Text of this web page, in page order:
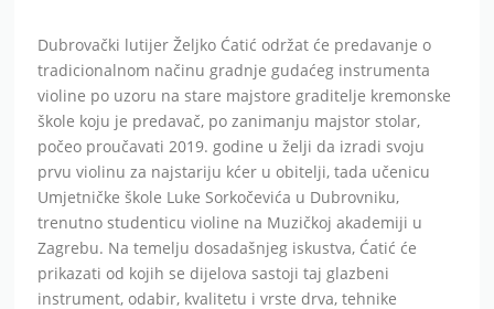
Dubrovački lutijer Željko Ćatić održat će predavanje o
tradicionalnom načinu gradnje gudaćeg instrumenta
violine po uzoru na stare majstore graditelje kremonske
škole koju je predavač, po zanimanju majstor stolar,
počeo proučavati 2019. godine u želji da izradi svoju
prvu violinu za najstariju kćer u obitelji, tada učenicu
Umjetničke škole Luke Sorkočevića u Dubrovniku,
trenutno studenticu violine na Muzičkoj akademiji u
Zagrebu. Na temelju dosadašnjeg iskustva, Ćatić će
prikazati od kojih se dijelova sastoji taj glazbeni
instrument, odabir, kvalitetu i vrste drva, tehnike